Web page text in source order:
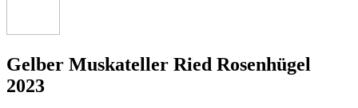
Gelber Muskateller Ried Rosenhügel
2023